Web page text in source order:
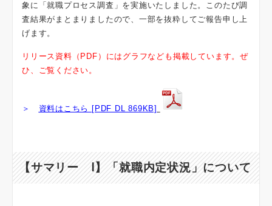
象に「就職プロセス調査」を実施いたしました。このたび調
査結果がまとまりましたので、一部を抜粋してご報告申し上
げます。
リリース資料（PDF）にはグラフなども掲載しています。ぜ
ひ、ご覧ください。
＞ 資料はこちら [PDF DL 869KB]
【サマリー Ⅰ】「就職内定状況」について